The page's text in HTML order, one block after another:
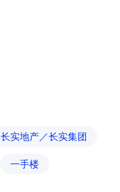
长实地产／长实集团
一手楼